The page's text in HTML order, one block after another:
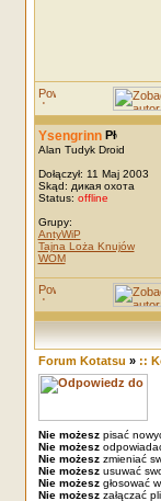
Ysengrinn
Alan Tudyk Droid
Dołączył: 11 Maj 2003
Skąd: дикая охота
Status: offline
Grupy:
AntyWiP
Tajna Loża Knujów
WOM
Forum Kotatsu » ::
Nie możeszpisać
Nie możesz
Nie możeszzmieniać
Nie możeszusuwać
Nie możeszgłosować
Nie możeszzałączać